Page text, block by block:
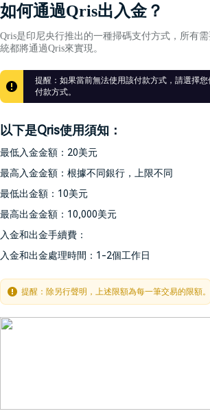
如何通過Qris出入金？
Qris是印尼央行推出的一種掃碼支付方式，所有
統都將通過Qris來實現。
提醒：如果當前無法使用該付款方式，請選擇
付款方式。
以下是Qris使用須知：
最低入金金額：20美元
最高入金金額：根據不同銀行，上限不同
最低出金額：10美元
最高出金金額：10,000美元
入金和出金手續費：
入金和出金處理時間：1-2個工作日
提醒：除另行聲明，上述限額為每一筆交易的限額。